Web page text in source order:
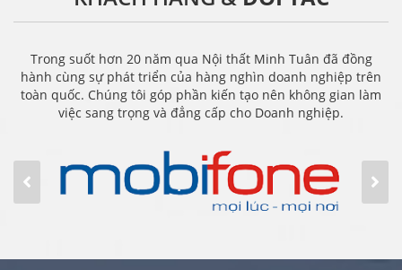
Trong suốt hơn 20 năm qua Nội thất Minh Tuân đã đồng
hành cùng sự phát triển của hàng nghìn doanh nghiệp trên
toàn quốc. Chúng tôi góp phần kiến tạo nên không gian làm
việc sang trọng và đẳng cấp cho Doanh nghiệp.